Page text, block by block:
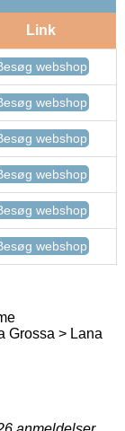
Link
webshop
webshop
webshop
webshop
webshop
webshop
Grossa > Lana